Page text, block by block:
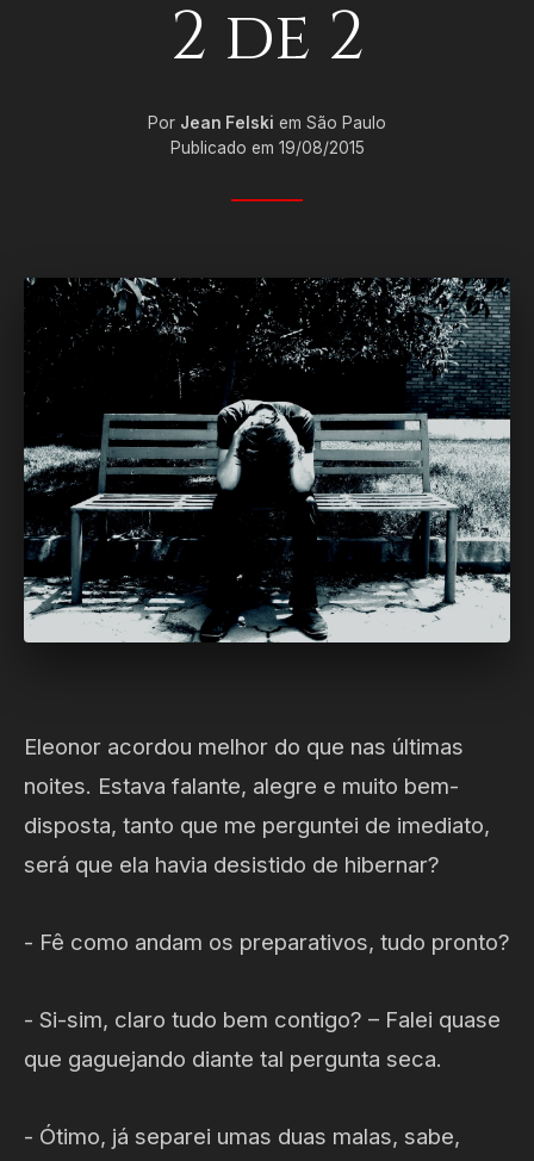
2 de 2
Por Jean Felski em São Paulo
Publicado em 19/08/2015
Eleonor acordou melhor do que nas últimas
noites. Estava falante, alegre e muito bem-
disposta, tanto que me perguntei de imediato,
será que ela havia desistido de hibernar?
- Fê como andam os preparativos, tudo pronto?
- Si-sim, claro tudo bem contigo? – Falei quase
que gaguejando diante tal pergunta seca.
- Ótimo, já separei umas duas malas, sabe,